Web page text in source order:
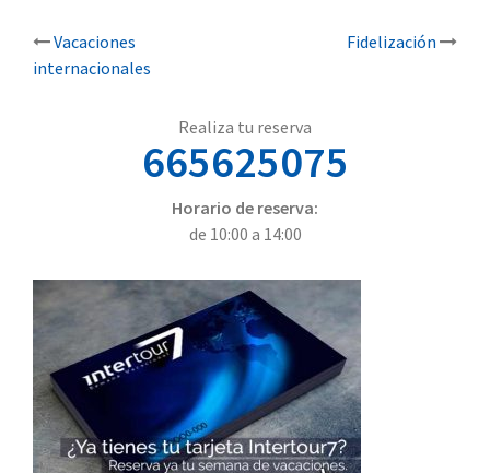
Post
Vacaciones
internacionales
Fidelización
Realiza tu reserva
665625075
Horario de reserva:
de 10:00 a 14:00